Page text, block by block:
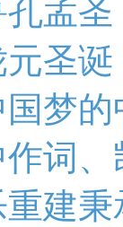
孟
圣
梦
词
建